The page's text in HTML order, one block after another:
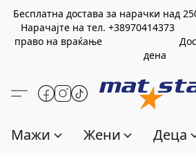
Бесплатна достава за нарачки над
Нарачајте на тел. +38970414373
право на враќање Достава
дена
Мажи Жени Деца